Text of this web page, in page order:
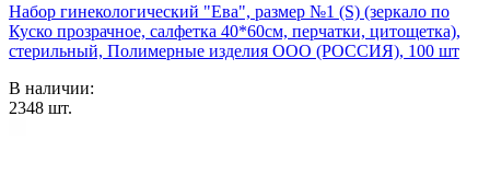
Набор гинекологический "Ева", размер №1 (S) (зеркало по
Куско прозрачное, салфетка 40*60см, перчатки, цитощетка),
стерильный, Полимерные изделия OOO (РОССИЯ), 100 шт
В наличии:
2348 шт.